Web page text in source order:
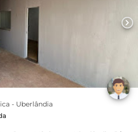
chevron_right
Casa em Santa Mônica - Uberlândia